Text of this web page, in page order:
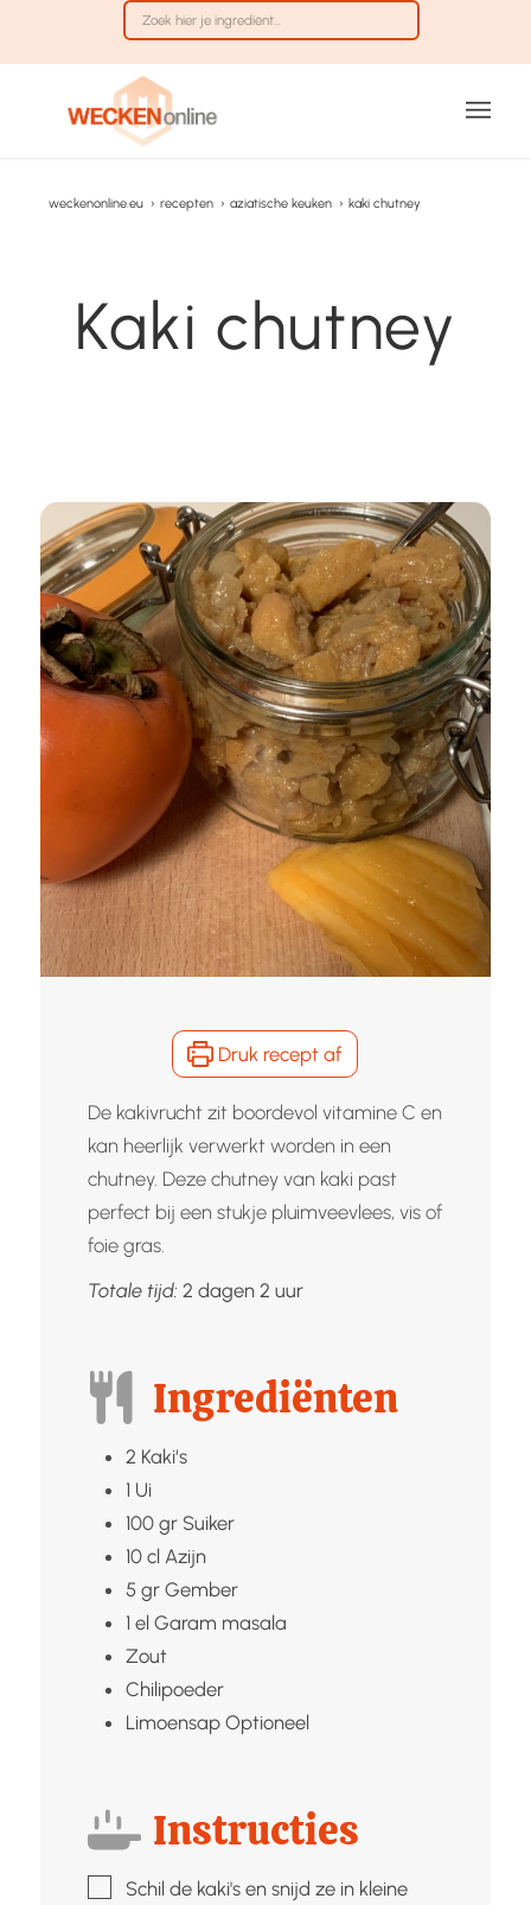
weckenonline.eu › recepten › aziatische keuken › kaki chutney
Kaki chutney
Druk recept af
De kakivrucht zit boordevol vitamine C en
kan heerlijk verwerkt worden in een
chutney. Deze chutney van kaki past
perfect bij een stukje pluimveevlees, vis of
foie gras.
Totale tijd: 2dagen
dagen 2uur
uur
Ingrediënten
2 Kaki‘s
1 Ui
100 gr Suiker
10 cl Azijn
5 gr Gember
1 el Garam masala
Zout
Chilipoeder
Limoensap Optioneel
Instructies
▢Schil de kaki's en snijd ze in kleine